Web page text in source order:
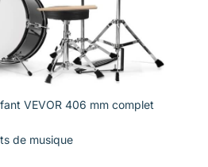
VEVOR 406 mm complet
de musique